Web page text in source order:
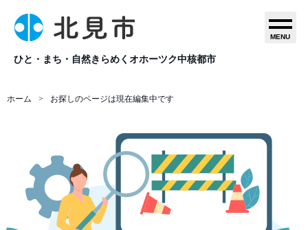
ひと・まち・自然きらめくオホーツク中核都市
MENU
ホーム お探しのページは現在編集中です